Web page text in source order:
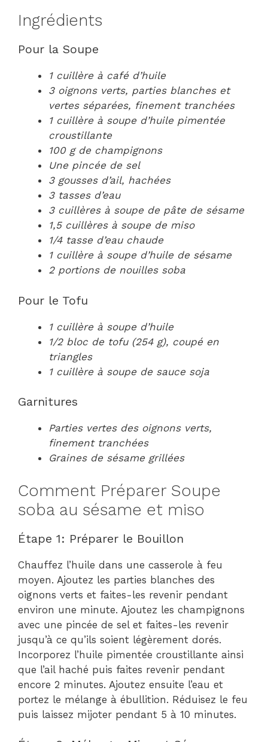
Ingrédients
Pour la Soupe
1 cuillère à café d’huile
3 oignons verts, parties blanches et
vertes séparées, finement tranchées
1 cuillère à soupe d’huile pimentée
croustillante
100 g de champignons
Une pincée de sel
3 gousses d’ail, hachées
3 tasses d’eau
3 cuillères à soupe de pâte de sésame
1,5 cuillères à soupe de miso
1/4 tasse d’eau chaude
1 cuillère à soupe d’huile de sésame
2 portions de nouilles soba
Pour le Tofu
1 cuillère à soupe d’huile
1/2 bloc de tofu (254 g), coupé en
triangles
1 cuillère à soupe de sauce soja
Garnitures
Parties vertes des oignons verts,
finement tranchées
Graines de sésame grillées
Comment Préparer Soupe
soba au sésame et miso
Étape 1: Préparer le Bouillon
Chauffez l’huile dans une casserole à feu
moyen. Ajoutez les parties blanches des
oignons verts et faites-les revenir pendant
environ une minute. Ajoutez les champignons
avec une pincée de sel et faites-les revenir
jusqu’à ce qu’ils soient légèrement dorés.
Incorporez l’huile pimentée croustillante ainsi
que l’ail haché puis faites revenir pendant
encore 2 minutes. Ajoutez ensuite l’eau et
portez le mélange à ébullition. Réduisez le feu
puis laissez mijoter pendant 5 à 10 minutes.